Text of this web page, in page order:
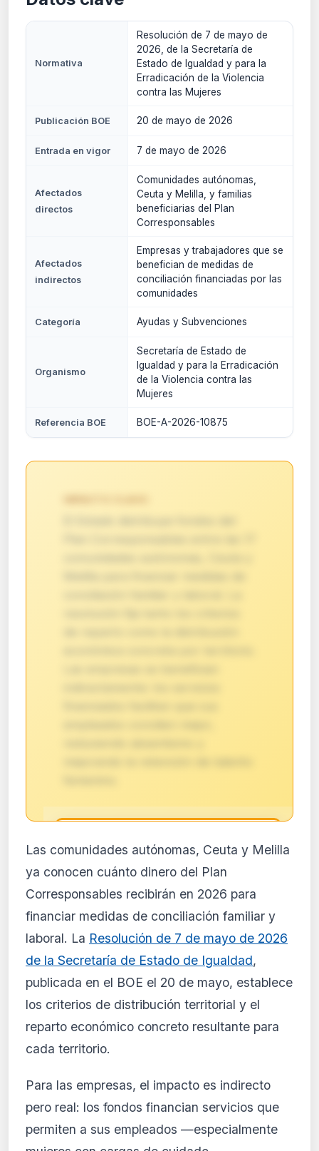
Normativa
Resolución de 7 de mayo de
2026, de la Secretaría de
Estado de Igualdad y para la
Erradicación de la Violencia
contra las Mujeres
Publicación BOE 20 de mayo de 2026
Entrada en vigor 7 de mayo de 2026
Afectados
directos
Comunidades autónomas,
Ceuta y Melilla, y familias
beneficiarias del Plan
Corresponsables
Afectados
indirectos
Empresas y trabajadores que se
benefician de medidas de
conciliación financiadas por las
comunidades
Categoría Ayudas y Subvenciones
Organismo
Secretaría de Estado de
Igualdad y para la Erradicación
de la Violencia contra las
Mujeres
Referencia BOE BOE-A-2026-10875
🔒
Análisis de impacto reservado
para suscriptores
El análisis detallado del impacto de esta
normativa está disponible con los planes
completo y recibe alertas personalizadas.
Ver planes
Crear mi cuenta
Desde 9,99 €/mes · Cancela cuando quieras
Las comunidades autónomas, Ceuta y Melilla
ya conocen cuánto dinero del Plan
Corresponsables recibirán en 2026 para
financiar medidas de conciliación familiar y
laboral. La Resolución de 7 de mayo de 2026
de la Secretaría de Estado de Igualdad,
publicada en el BOE el 20 de mayo, establece
los criterios de distribución territorial y el
reparto económico concreto resultante para
cada territorio.
Para las empresas, el impacto es indirecto
pero real: los fondos financian servicios que
permiten a sus empleados —especialmente